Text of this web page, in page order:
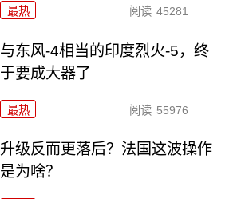
最热 阅读 45281
与东风-4相当的印度烈火-5，终
于要成大器了
最热 阅读 55976
升级反而更落后？法国这波操作
是为啥？